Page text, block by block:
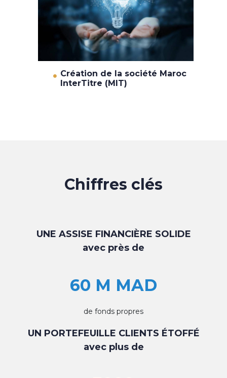
Création de la société Maroc
InterTitre (MIT)
Chiffres clés
UNE ASSISE FINANCIÈRE SOLIDE
avec près de
60 M MAD
de fonds propres
UN PORTEFEUILLE CLIENTS ÉTOFFÉ
avec plus de